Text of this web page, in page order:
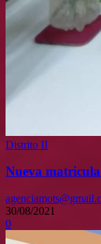
Distrito II
Nueva
30/08/2021
0